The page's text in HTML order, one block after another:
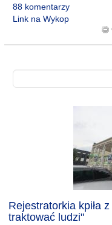
88 komentarzy
Link na Wykop
Rejestratorkia kpiła
traktować ludzi"